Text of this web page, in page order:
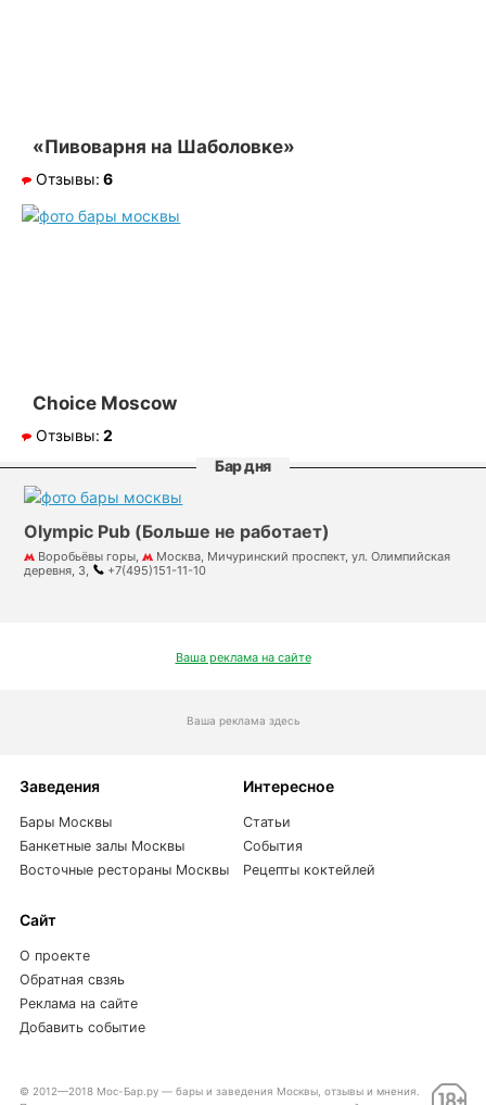
«Пивоварня на Шаболовке»
Отзывы: 6
Choice Moscow
Отзывы: 2
Бар дня
Olympic Pub (Больше не работает)
Воробьёвы горы,
Москва, Мичуринский проспект, ул. Олимпийская
деревня, 3,
+7(495)151-11-10
Ваша реклама на сайте
Ваша реклама здесь
Заведения
Бары Москвы
Банкетные залы Москвы
Восточные рестораны Москвы
Интересное
Статьи
События
Рецепты коктейлей
Сайт
О проекте
Обратная свзяь
Реклама на сайте
Добавить событие
© 2012—2018 Мос-Бар.ру — бары и заведения Москвы, отзывы и мнения.